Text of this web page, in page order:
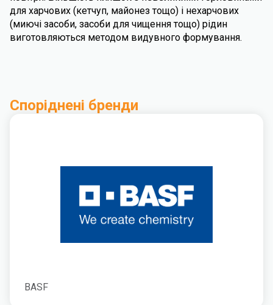
для харчових (кетчуп, майонез тощо) і нехарчових
(миючі засоби, засоби для чищення тощо) рідин
виготовляються методом видувного формування.
Споріднені бренди
BASF